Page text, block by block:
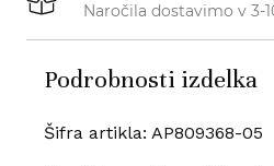
Naročila dostavimo v 3-
Podrobnosti izdelka
Šifra artikla: AP809368-05